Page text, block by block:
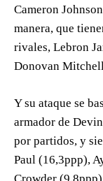
Cameron
manera, que
rivales, Lebron
Donovan
Y su ataque se
armador de
por partidos, y
Paul (16,3ppp),